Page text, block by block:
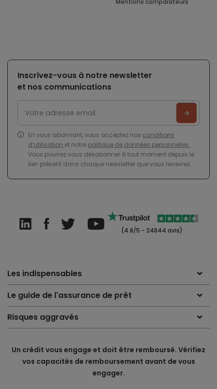
Mentions comparateurs
Inscrivez-vous à notre newsletter
et nos communications
En vous abonnant, vous acceptez nos conditions
d’utilisation et notre politique de données personnelles .
Vous pourrez vous désabonner à tout moment depuis le
lien présent dans chaque newsletter que vous recevrez.
(4.8/5 - 24844 avis)
Les indispensables
Le guide de l'assurance de prêt
Risques aggravés
Un crédit vous engage et doit être remboursé. Vérifiez
vos capacités de remboursement avant de vous
engager.